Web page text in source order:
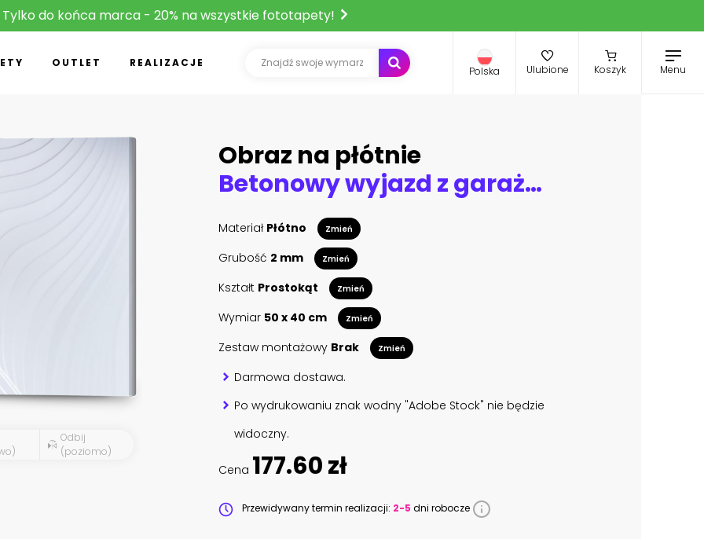
Tylko do końca marca - 20% na wszystkie fototapety!
OUTLET REALIZACJE
Polska Ulubione Koszyk Menu
Odbij
(poziomo)
Obraz na płótnie
Betonowy wyjazd z garażu podziemnego akcent mocno industrialny
Materiał Płótno Zmień
Grubość 2 mm Zmień
Kształt Prostokąt Zmień
Wymiar 50 x 40 cm Zmień
Zestaw montażowy Brak Zmień
Darmowa dostawa.
Po wydrukowaniu znak wodny "Adobe Stock" nie będzie
widoczny.
Cena 177.60 zł
Przewidywany termin realizacji: 2-5 dni robocze